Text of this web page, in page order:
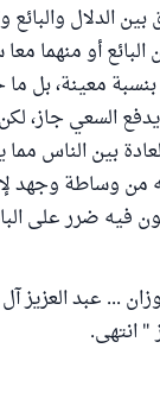
الدلال
أو منهما
معينة، بل
السعي جاز،
بين الناس
من وساطة وجهد
فيه ضرر على
... عبد العزيز
" انتهى.